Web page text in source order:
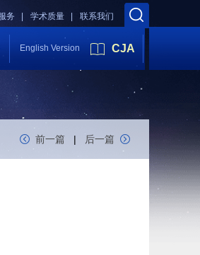
联系我们
学术质量 |
务 |
English Version CJA
前一篇 | 后一篇